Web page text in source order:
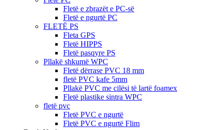
Fletë e zbrazët e PC-së
Fletë e ngurtë PC
FLETË PS
Fleta GPS
Fletë HIPPS
Fletë pasqyre PS
Pllakë shkumë WPC
Fletë dërrase PVC 18 mm
fletë PVC kafe 5mm
Pllakë PVC me cilësi të lartë foamex
Fletë plastike sintra WPC
fletë pvc
Fletë PVC e ngurtë
Fletë PVC e ngurtë Flim